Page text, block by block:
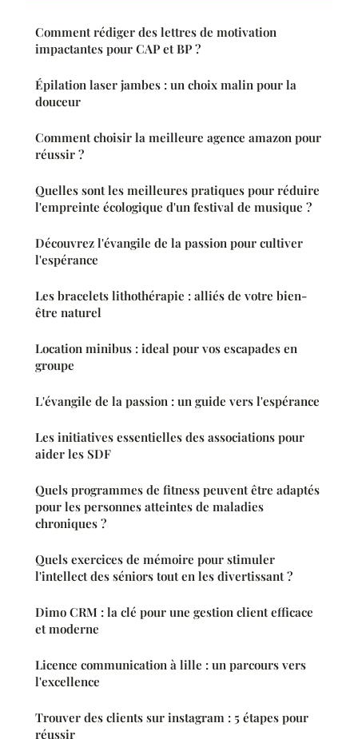
Comment rédiger des lettres de motivation
impactantes pour CAP et BP ?
Épilation laser jambes : un choix malin pour la
douceur
Comment choisir la meilleure agence amazon pour
réussir ?
Quelles sont les meilleures pratiques pour réduire
l'empreinte écologique d'un festival de musique ?
Découvrez l'évangile de la passion pour cultiver
l'espérance
Les bracelets lithothérapie : alliés de votre bien-
être naturel
Location minibus : ideal pour vos escapades en
groupe
L'évangile de la passion : un guide vers l'espérance
Les initiatives essentielles des associations pour
aider les SDF
Quels programmes de fitness peuvent être adaptés
pour les personnes atteintes de maladies
chroniques ?
Quels exercices de mémoire pour stimuler
l'intellect des séniors tout en les divertissant ?
Dimo CRM : la clé pour une gestion client efficace
et moderne
Licence communication à lille : un parcours vers
l'excellence
Trouver des clients sur instagram : 5 étapes pour
réussir